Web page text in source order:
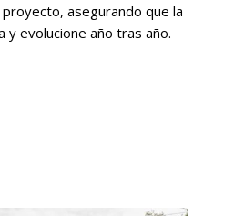
asegurando que la
y evolucione año tras año.